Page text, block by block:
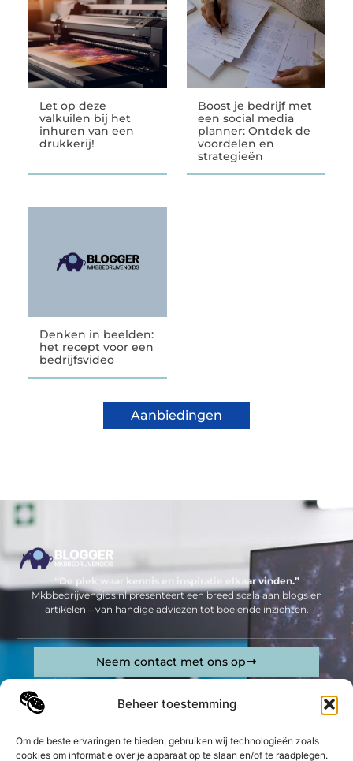
Beheer toestemming
Om de beste ervaringen te bieden, gebruiken wij technologieën zoals
cookies om informatie over je apparaat op te slaan en/of te raadplegen.
Let op deze
valkuilen bij het
inhuren van een
drukkerij!
Boost je bedrijf met
een social media
planner: Ontdek de
voordelen en
strategieën
Denken in beelden:
het recept voor een
bedrijfsvideo
Aanbiedingen
“De plek waar kennis en inspiratie elkaar vinden.”
Mkbbedrijvengids.nl presenteert een breed scala aan blogs en
artikelen – van handige adviezen tot boeiende inzichten.
Sitelinks
Bericht categorie
Neem contact met ons op